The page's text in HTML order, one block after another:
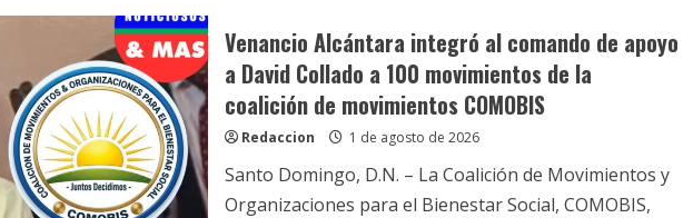
del
PRM
no
está
en
la
oposición
Venancio Alcántara integró al comando de apoyo
a David Collado a 100 movimientos de la
coalición de movimientos COMOBIS
Redaccion 1 de agosto de 2026
Santo Domingo, D.N. – La Coalición de Movimientos y
Organizaciones para el Bienestar Social, COMOBIS,